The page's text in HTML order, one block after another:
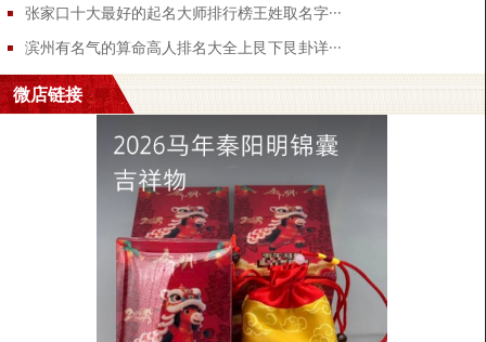
生辰八字是丁丑 戊申 丁丑 丁未的喜用神是什
丁丑日主,火命人,二丁帮身
喜用为木火,命中缺水木
张家口十大最好的起名大师排行榜王姓取名字···
滨州有名气的算命高人排名大全上艮下艮卦详···
微店链接